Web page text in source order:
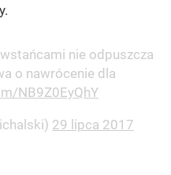
nie odpuszcza
o nawrócenie dla
NB9Z0EyQhY
29 lipca 2017